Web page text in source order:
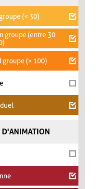
(< 30)
groupe (entre 30
groupe (> 100)
D'ANIMATION